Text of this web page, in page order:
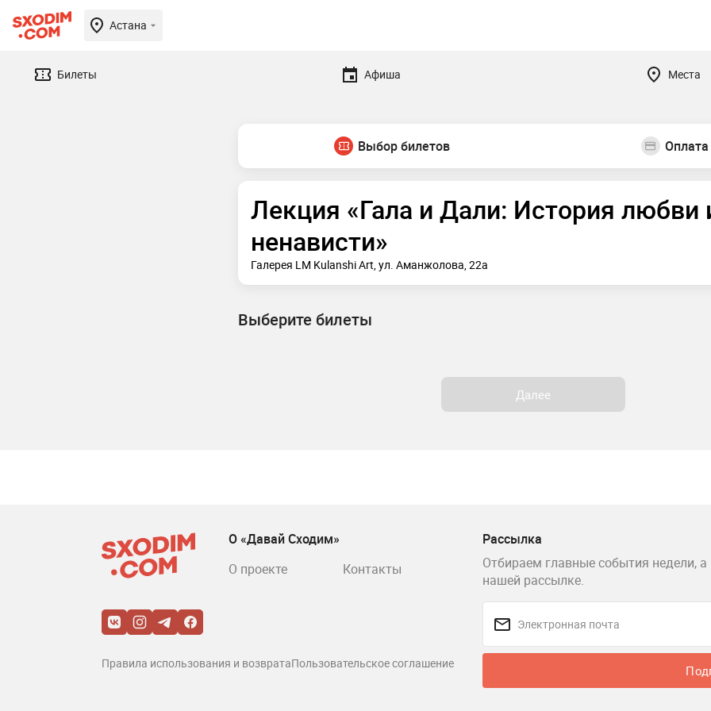
Астана
Билеты Афиша Места
Выбор билетов Оплата
Лекция «Гала и Дали: История любви
ненависти»
Галерея LM Kulanshi Art, ул. Аманжолова, 22а
Выберите билеты
Далее
Рассылка
Отбираем главные события недели,
нашей рассылке.
О «Давай Сходим»
О проекте
Контакты
Правила использования и возвратаПользовательское соглашение